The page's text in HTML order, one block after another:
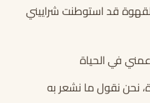
قد استوطنت شراييني
في الحياة
نحن نقول ما نشعر به